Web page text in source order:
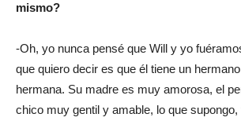
mismo?
-Oh, yo nunca pensé que Will y yo
que quiero decir es que él tiene un
hermana. Su madre es muy amorosa, el
chico muy gentil y amable, lo que